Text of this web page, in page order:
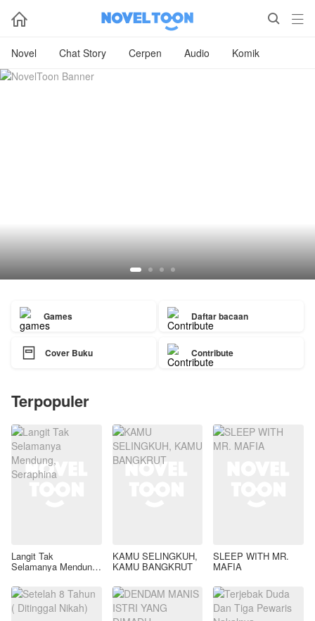
  
Novel Chat Story Cerpen Audio Komik
Games Daftar bacaan
 Cover Buku Contribute
Terpopuler
Langit Tak
Selamanya Mendung,
KAMU SELINGKUH,
KAMU BANGKRUT
SLEEP WITH MR.
MAFIA